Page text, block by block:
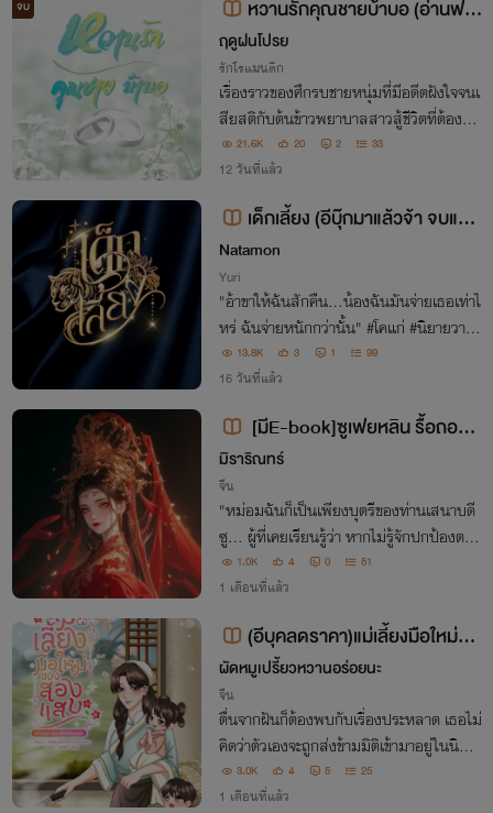
จบ
หวานรักคุณชายบ้าบอ (อ่านฟรี
มี e-book)
ฤดูฝนโปรย
รักโรแมนติก
เรื่องราวของศึกรบชายหนุ่มที่มีอดีตฝังใจจนเ
สียสติกับต้นข้าวพยาบาลสาวสู้ชีวิตที่ต้องมา
ทำงานดูแลศึกรบ
21.6K 20 2 33
12 วันที่แล้ว
เด็กเลี้ยง (อีบุ๊กมาแล้วจ้า จบแล้ว
จบดีด้วยนะจะบอกให้ ไม่เข้ามาอ่านแ
ล้วจะเสียจัย มีebookด้วยนะเผื่อไม่รู
้) #นิยายยูริ
Natamon
Yuri
"อ้าขาให้ฉันสักคืน...น้องฉันมันจ่ายเธอเท่าไ
หร่ ฉันจ่ายหนักกว่านั้น" #โคแก่ #นิยายวาย
หญิงหญิง #lesbian #เลสเบี้ยน #นิยายยูริ
#นิยายyuri
13.8K 3 1 99
16 วันที่แล้ว
[มีE-book]ซูเฟยหลิน รื้อถอนบั
ลลังก์มังกร
มิราริณทร์
จีน
"หม่อมฉันก็เป็นเพียงบุตรีของท่านเสนาบดี
ซู... ผู้ที่เคยเรียนรู้ว่า หากไม่รู้จักปกป้องตนเ
อง สุดท้ายก็จะเหลือเพียงเถ้าถ่านเจ้าค่ะ"
1.0K 4 0 51
1 เดือนที่แล้ว
(อีบุคลดราคา)แม่เลี้ยงมือใหม่ขอ
งสองแสบ
ผัดหมูเปรี้ยวหวานอร่อยนะ
จีน
ตื่นจากฝันก็ต้องพบกับเรื่องประหลาด เธอไม่
คิดว่าตัวเองจะถูกส่งข้ามมิติเข้ามาอยู่ในนิยาย
เรื่องหนึ่ง กลายเป็นเมียเก่าของพระเอกที่กำ
ลังถูกวางแผนทำร้ายใส่'คิดจะแกล้งจับชู้ฉัน
3.0K 4 5 25
1 เดือนที่แล้ว